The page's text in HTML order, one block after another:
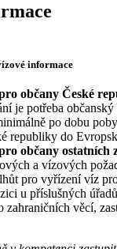
informace
občany České
je potřeba
po dobu
republiky do
občany ostatních
a vízových
pro vyřízení víz
u příslušných
zahraničních věcí,